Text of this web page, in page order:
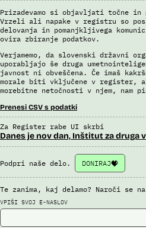
Sistem uporablja sledeče vire
prijavljenih na let, Evidenca potnikov
vozovnic, Evidence policije,
Interpola.
Viri:
Brošura 60 let informacijsko
Odgovor na zahtevek za informacije
Prizadevamo si objavljati točne
Vrzeli ali napake v registru so
delovanja in pomanjkljivega
ovira zbiranje podatkov.
Verjamemo, da slovenski državni
uporabljajo še druga
javnost ni obveščena. Če imaš
morale biti vključene v register,
morebitne netočnosti v njem, nam
Prenesi CSV s podatki
Za Register rabe UI skrbi
Danes je nov dan, Inštitut za druga
Podpri naše delo. DONIRAJ
Te zanima, kaj delamo? Naroči se
VPIŠI SVOJ E-NASLOV